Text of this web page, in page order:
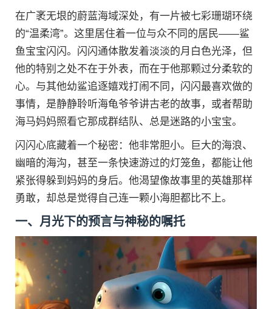
在广袤无垠的蔚蓝海域深处，有一片被七彩珊瑚环绕
的“温柔湾”。这里居住着一位与众不同的居民——鲨
鱼宝宝闪闪。闪闪通体散发着淡淡的月白色光泽，但
他的特别之处不在于外表，而在于他那颗过分柔软的
心。与其他幼鲨追逐嬉戏打闹不同，闪闪最喜欢做的
事情，是静静聆听海龟爷爷讲古老的故事，或者帮助
海马妈妈照看它那成群结队、总是迷路的小宝宝。
闪闪心底藏着一个秘密：他非常胆小。巨大的海浪、
幽暗的海沟，甚至一条快速游过的灯笼鱼，都能让他
紧张得躲到妈妈的身后。他渴望像故事里的英雄那样
勇敢，却总是觉得自己连一颗小海胆都比不上。
一、月光下的预言与神秘的嘱托